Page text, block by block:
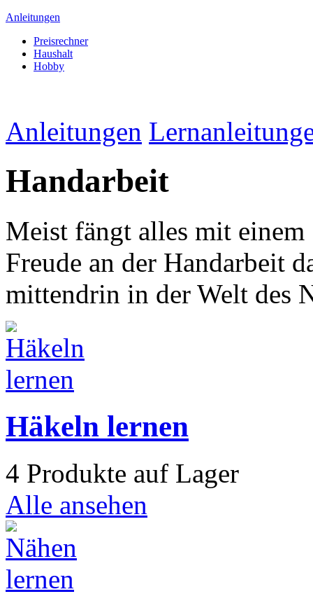
Anleitungen
Preisrechner
Haushalt
Hobby
Anleitungen
Handarbeit
Meist fängt alles mit
Freude an der Handarbeit
mittendrin in der Welt des
Häkeln lernen
4 Produkte auf Lager
Alle ansehen